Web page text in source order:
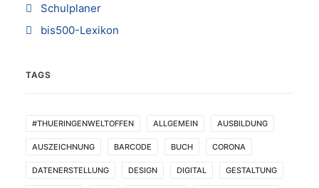
Schulplaner
bis500-Lexikon
TAGS
#THUERINGENWELTOFFEN ALLGEMEIN AUSBILDUNG
AUSZEICHNUNG BARCODE BUCH CORONA
DATENERSTELLUNG DESIGN DIGITAL GESTALTUNG